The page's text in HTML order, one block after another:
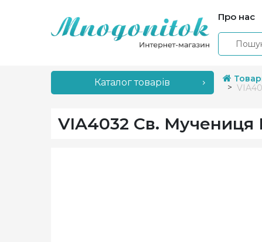
Про нас
Каталог товарів
VIA4032 Св. Мучениця